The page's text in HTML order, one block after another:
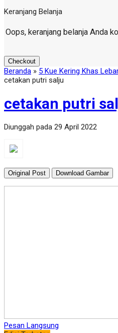
Keranjang Belanja
Oops, keranjang belanja Anda
Checkout
Beranda » 5 Kue Kering Khas
cetakan putri salju
cetakan putri
Diunggah pada 29 April 2022
Original Post Download Gambar
Pesan Langsung